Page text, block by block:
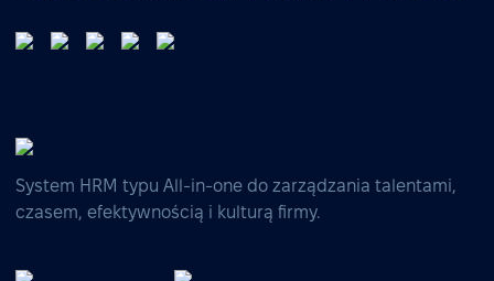
System HRM typu All-in-one do zarządzania talentami,
czasem, efektywnością i kulturą firmy.